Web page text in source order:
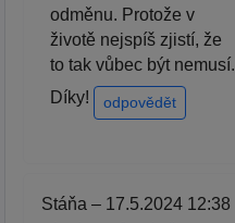
odměnu. Protože v
životě nejspíš zjistí, že
to tak vůbec být nemusí.
Díky!
odpovědět
Stáňa – 17.5.2024 12:38